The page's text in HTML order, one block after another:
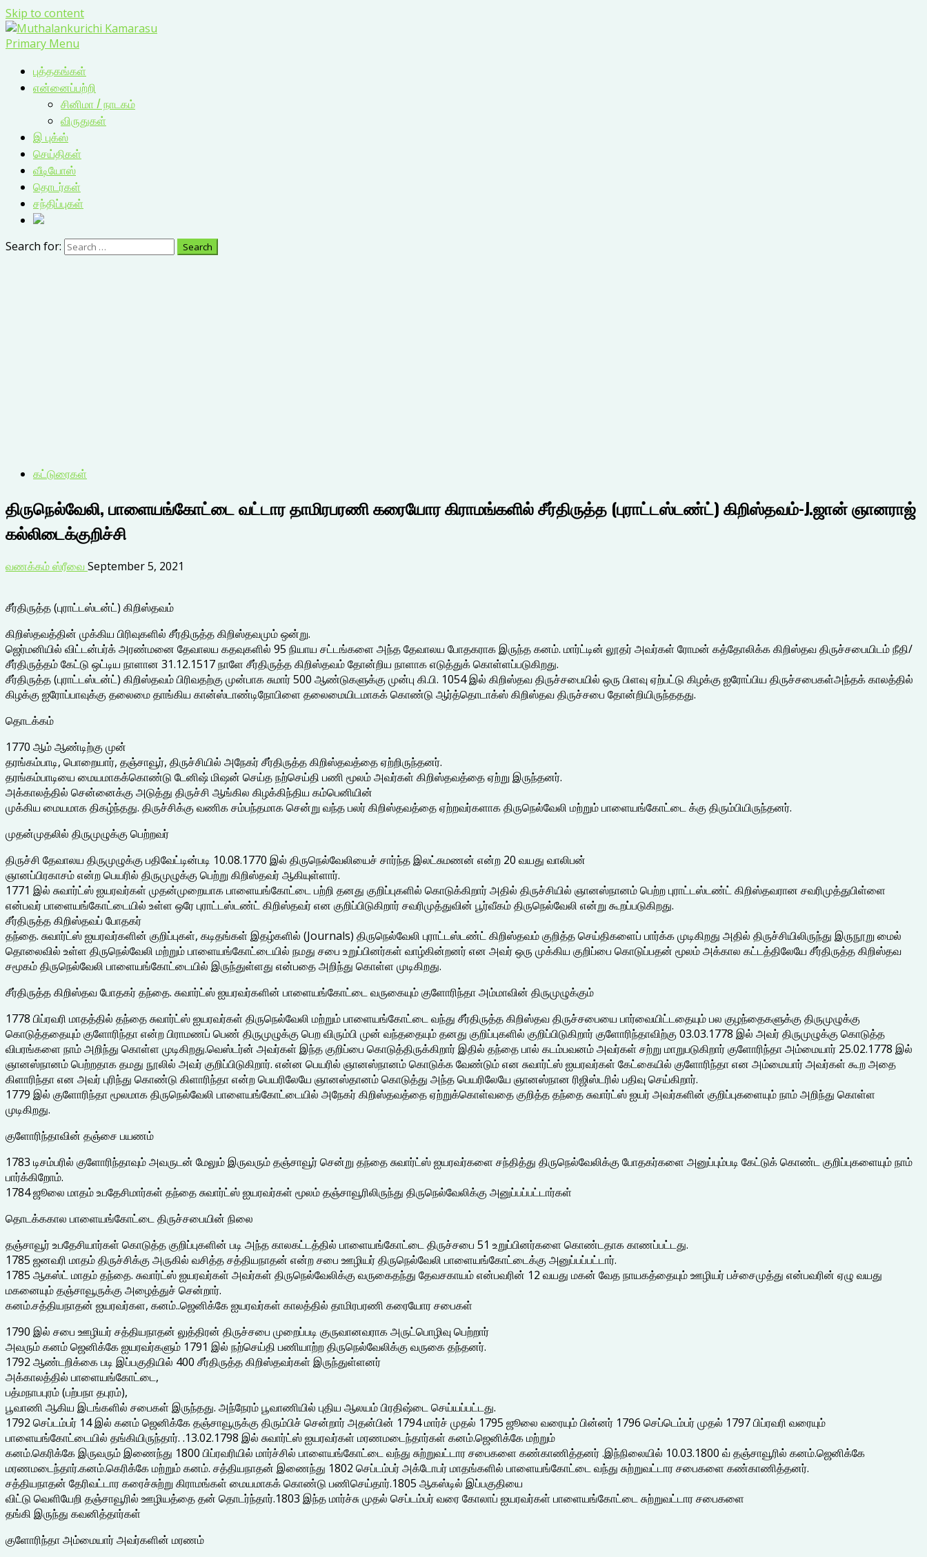
Skip to content
Primary Menu
புத்தகங்கள்
என்னைப்பற்றி
சினிமா / நாடகம்
விருதுகள்
இ புக்ஸ்
செய்திகள்
வீடியோஸ்
தொடர்கள்
சந்திப்புகள்
Search for:
கட்டுரைகள்
திருநெல்வேலி, பாளையங்கோட்டை வட்டார தாமிரபரணி கரையோர கிராமங்களில் சீர்திருத்த (புராட்டஸ்டண்ட்) கிறிஸ்தவம்-J.ஜான் ஞானராஜ்
கல்லிடைக்குறிச்சி
வணக்கம் ஸ்ரீவை September 5, 2021
சீர்திருத்த (புராட்டஸ்டன்ட்) கிறிஸ்தவம்
கிறிஸ்தவத்தின் முக்கிய பிரிவுகளில் சீர்திருத்த கிறிஸ்தவமும் ஒன்று.
ஜெர்மனியில் விட்டன்பர்க் அரண்மனை தேவாலய கதவுகளில் 95 நியாய சட்டங்களை அந்த தேவாலய போதகராக இருந்த கனம். மார்ட்டின் லூதர் அவர்கள் ரோமன் கத்தோலிக்க கிறிஸ்தவ திருச்சபையிடம் நீதி/
சீர்திருத்தம் கேட்டு ஒட்டிய நாளான 31.12.1517 நாளே சீர்திருத்த கிறிஸ்தவம் தோன்றிய நாளாக எடுத்துக் கொள்ளப்படுகிறது.
சீர்திருத்த (புராட்டஸ்டன்ட்) கிறிஸ்தவம் பிரிவதற்கு முன்பாக சுமார் 500 ஆண்டுகளுக்கு முன்பு கி.பி. 1054 இல் கிறிஸ்தவ திருச்சபையில் ஒரு பிளவு ஏற்பட்டு கிழக்கு ஐரோப்பிய திருச்சபைகள்அந்தக் காலத்தில்
கிழக்கு ஐரோப்பாவுக்கு தலைமை தாங்கிய கான்ஸ்டாண்டிநோபிளை தலைமையிடமாகக் கொண்டு ஆர்த்தொடாக்ஸ் கிறிஸ்தவ திருச்சபை தோன்றியிருந்ததது.
தொடக்கம்
1770 ஆம் ஆண்டிற்கு முன்
தரங்கம்பாடி, பொறையார், தஞ்சாவூர், திருச்சியில் அநேகர் சீர்திருத்த கிறிஸ்தவத்தை ஏற்றிருந்தனர்.
தரங்கம்பாடியை மையமாகக்கொண்டு டேனிஷ் மிஷன் செய்த நற்செய்தி பணி மூலம் அவர்கள் கிறிஸ்தவத்தை ஏற்று இருந்தனர்.
அக்காலத்தில் சென்னைக்கு அடுத்து திருச்சி ஆங்கில கிழக்கிந்திய கம்பெனியின்
முக்கிய மையமாக திகழ்ந்தது. திருச்சிக்கு வணிக சம்பந்தமாக சென்று வந்த பலர் கிறிஸ்தவத்தை ஏற்றவர்களாக திருநெல்வேலி மற்றும் பாளையங்கோட்டை க்கு திரும்பியிருந்தனர்.
முதன்முதலில் திருமுழுக்கு பெற்றவர்
திருச்சி தேவாலய திருமுழுக்கு பதிவேட்டின்படி 10.08.1770 இல் திருநெல்வேலியைச் சார்ந்த இலட்சுமணன் என்ற 20 வயது வாலிபன்
ஞானப்பிரகாசம் என்ற பெயரில் திருமுழுக்கு பெற்று கிறிஸ்தவர் ஆகியுள்ளார்.
1771 இல் சுவார்ட்ஸ் ஐயரவர்கள் முதன்முறையாக பாளையங்கோட்டை பற்றி தனது குறிப்புகளில் கொடுக்கிறார் அதில் திருச்சியில் ஞானஸ்நானம் பெற்ற புராட்டஸ்டண்ட் கிறிஸ்தவரான சவரிமுத்துபிள்ளை
என்பவர் பாளையங்கோட்டையில் உள்ள ஒரே புராட்டஸ்டண்ட் கிறிஸ்தவர் என குறிப்பிடுகிறார் சவரிமுத்துவின் பூர்வீகம் திருநெல்வேலி என்று கூறப்படுகிறது.
சீர்திருத்த கிறிஸ்தவப் போதகர்
தந்தை. சுவார்ட்ஸ் ஐயரவர்களின் குறிப்புகள், கடிதங்கள் இதழ்களில் (Journals) திருநெல்வேலி புராட்டஸ்டண்ட் கிறிஸ்தவம் குறித்த செய்திகளைப் பார்க்க முடிகிறது அதில் திருச்சியிலிருந்து இருநூறு மைல்
தொலைவில் உள்ள திருநெல்வேலி மற்றும் பாளையங்கோட்டையில் நமது சபை உறுப்பினர்கள் வாழ்கின்றனர் என அவர் ஒரு முக்கிய குறிப்பை கொடுப்பதன் மூலம் அக்கால கட்டத்திலேயே சீர்திருத்த கிறிஸ்தவ
சமூகம் திருநெல்வேலி பாளையங்கோட்டையில் இருந்துள்ளது என்பதை அறிந்து கொள்ள முடிகிறது.
சீர்திருத்த கிறிஸ்தவ போதகர் தந்தை. சுவார்ட்ஸ் ஐயரவர்களின் பாளையங்கோட்டை வருகையும் குளோரிந்தா அம்மாவின் திருமுழுக்கும்
1778 பிப்ரவரி மாதத்தில் தந்தை சுவார்ட்ஸ் ஐயரவர்கள் திருநெல்வேலி மற்றும் பாளையங்கோட்டை வந்து சீர்திருத்த கிறிஸ்தவ திருச்சபையை பார்வையிட்டதையும் பல குழந்தைகளுக்கு திருமுழுக்கு
கொடுத்ததையும் குளோரிந்தா என்ற பிராமணப் பெண் திருமுழுக்கு பெற விரும்பி முன் வந்ததையும் தனது குறிப்புகளில் குறிப்பிடுகிறார் குளோரிந்தாவிற்கு 03.03.1778 இல் அவர் திருமுழுக்கு கொடுத்த
விபரங்களை நாம் அறிந்து கொள்ள முடிகிறது.வெஸ்டர்ன் அவர்கள் இந்த குறிப்பை கொடுத்திருக்கிறார் இதில் தந்தை பால் கடம்பவனம் அவர்கள் சற்று மாறுபடுகிறார் குளோரிந்தா அம்மையார் 25.02.1778 இல்
ஞானஸ்நானம் பெற்றதாக தமது நூலில் அவர் குறிப்பிடுகிறார். என்ன பெயரில் ஞானஸ்நானம் கொடுக்க வேண்டும் என சுவார்ட்ஸ் ஐயரவர்கள் கேட்கையில் குளோரிந்தா என அம்மையார் அவர்கள் கூற அதை
கிளாரிந்தா என அவர் புரிந்து கொண்டு கிளாரிந்தா என்ற பெயரிலேயே ஞானஸ்தானம் கொடுத்து அந்த பெயரிலேயே ஞானஸ்நான ரிஜிஸ்டரில் பதிவு செய்கிறார்.
1779 இல் குளோரிந்தா மூலமாக திருநெல்வேலி பாளையங்கோட்டையில் அநேகர் கிறிஸ்தவத்தை ஏற்றுக்கொள்வதை குறித்த தந்தை சுவார்ட்ஸ் ஐயர் அவர்களின் குறிப்புகளையும் நாம் அறிந்து கொள்ள
முடிகிறது.
குளோரிந்தாவின் தஞ்சை பயணம்
1783 டிசம்பரில் குளோரிந்தாவும் அவருடன் மேலும் இருவரும் தஞ்சாவூர் சென்று தந்தை சுவார்ட்ஸ் ஐயரவர்களை சந்தித்து திருநெல்வேலிக்கு போதகர்களை அனுப்பும்படி கேட்டுக் கொண்ட குறிப்புகளையும் நாம்
பார்க்கிறோம்.
1784 ஜூலை மாதம் உபதேசிமார்கள் தந்தை சுவார்ட்ஸ் ஐயரவர்கள் மூலம் தஞ்சாவூரிலிருந்து திருநெல்வேலிக்கு அனுப்பப்பட்டார்கள்
தொடக்ககால பாளையங்கோட்டை திருச்சபையின் நிலை
தஞ்சாவூர் உபதேசியார்கள் கொடுத்த குறிப்புகளின் படி அந்த காலகட்டத்தில் பாளையங்கோட்டை திருச்சபை 51 உறுப்பினர்களை கொண்டதாக காணப்பட்டது.
1785 ஜனவரி மாதம் திருச்சிக்கு அருகில் வசித்த சத்தியநாதன் என்ற சபை ஊழியர் திருநெல்வேலி பாளையங்கோட்டைக்கு அனுப்பப்பட்டார்.
1785 ஆகஸ்ட் மாதம் தந்தை. சுவார்ட்ஸ் ஐயரவர்கள் அவர்கள் திருநெல்வேலிக்கு வருகைதந்து தேவசகாயம் என்பவரின் 12 வயது மகன் வேத நாயகத்தையும் ஊழியர் பச்சைமுத்து என்பவரின் ஏழு வயது
மகனையும் தஞ்சாவூருக்கு அழைத்துச் சென்றார்.
கனம்.சத்தியநாதன் ஐயரவர்கள, கனம்..ஜெனிக்கே ஐயரவர்கள் காலத்தில் தாமிரபரணி கரையோர சபைகள்
1790 இல் சபை ஊழியர் சத்தியநாதன் லுத்திரன் திருச்சபை முறைப்படி குருவானவராக அருட்பொழிவு பெற்றார்
அவரும் கனம் ஜெனிக்கே ஐயரவர்களும் 1791 இல் நற்செய்தி பணியாற்ற திருநெல்வேலிக்கு வருகை தந்தனர்.
1792 ஆண்டறிக்கை படி இப்பகுதியில் 400 சீர்திருத்த கிறிஸ்தவர்கள் இருந்துள்ளனர்
அக்காலத்தில் பாளையங்கோட்டை,
பத்மநாபபுரம் (பற்பநா தபுரம்),
பூவாணி ஆகிய இடங்களில் சபைகள் இருந்தது. அந்நேரம் பூவாணியில் புதிய ஆலயம் பிரதிஷ்டை செய்யப்பட்டது.
1792 செப்டம்பர் 14 இல் கனம் ஜெனிக்கே தஞ்சாவூருக்கு திரும்பிச் சென்றார் அதன்பின் 1794 மார்ச் முதல் 1795 ஜூலை வரையும் பின்னர் 1796 செப்டெம்பர் முதல் 1797 பிப்ரவரி வரையும்
பாளையங்கோட்டையில் தங்கியிருந்தார். .13.02.1798 இல் சுவார்ட்ஸ் ஐயரவர்கள் மரணமடைந்தார்கள் கனம்.ஜெனிக்கே மற்றும்
கனம்.கெரிக்கே இருவரும் இணைந்து 1800 பிப்ரவரியில் மார்ச்சில் பாளையங்கோட்டை வந்து சுற்றுவட்டார சபைகளை கண்காணித்தனர் .இந்நிலையில் 10.03.1800 வ் தஞ்சாவூரில் கனம்.ஜெனிக்கே
மரணமடைந்தார்.கனம்.கெரிக்கே மற்றும் கனம். சத்தியநாதன்‌ இணைந்து 1802 செப்டம்பர் அக்டோபர் மாதங்களில் பாளையங்கோட்டை வந்து சுற்றுவட்டார சபைகளை கண்காணித்தனர்.
சத்தியநாதன்‌ தேரிவட்டார கரைச்சுற்று கிராமங்கள் மையமாகக் கொண்டு பணிசெய்தார்.1805 ஆகஸ்டில் இப்பகுதியை
விட்டு வெளியேறி தஞ்சாவூரில் ஊழியத்தை தன் தொடர்ந்தார்.1803 இந்த மார்ச்சு முதல் செப்டம்பர் வரை கோலாப் ஐயரவர்கள் பாளையங்கோட்டை சுற்றுவட்டார சபைகளை
தங்கி இருந்து கவனித்தார்கள்
குளோரிந்தா அம்மையார் அவர்களின் மரணம்